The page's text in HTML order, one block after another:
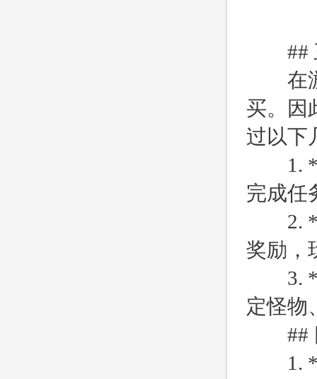
## 三
在游
买。因
过以下
1. **
完成任
2. **
奖励，
3. **
定怪物
## 四
1. **